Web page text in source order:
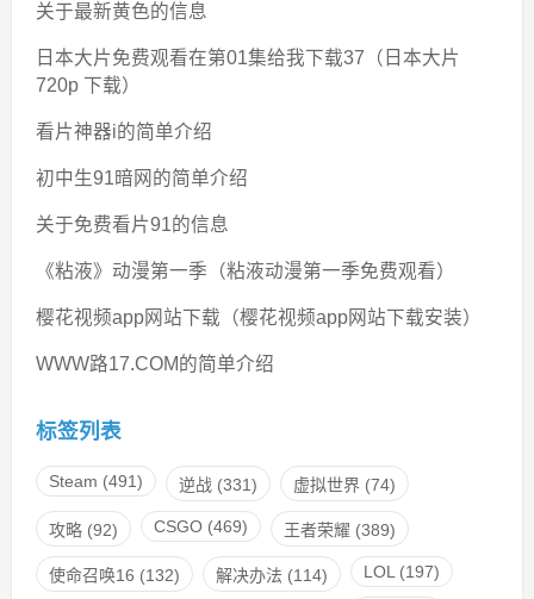
关于最新黄色的信息
日本大片免费观看在第01集给我下载37（日本大片
720p 下载）
看片神器i的简单介绍
初中生91暗网的简单介绍
关于免费看片91的信息
《粘液》动漫第一季（粘液动漫第一季免费观看）
樱花视频app网站下载（樱花视频app网站下载安装）
WWW路17.COM的简单介绍
标签列表
Steam (491) 逆战(331) 虚拟世界(74)
攻略(92) CSGO(469) 王者荣耀 (389)
使命召唤16 (132) 解决办法 (114) LOL (197)